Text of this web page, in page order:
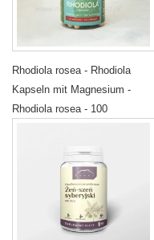
Rhodiola rosea - Rhodiola
Kapseln mit Magnesium -
Rhodiola rosea - 100